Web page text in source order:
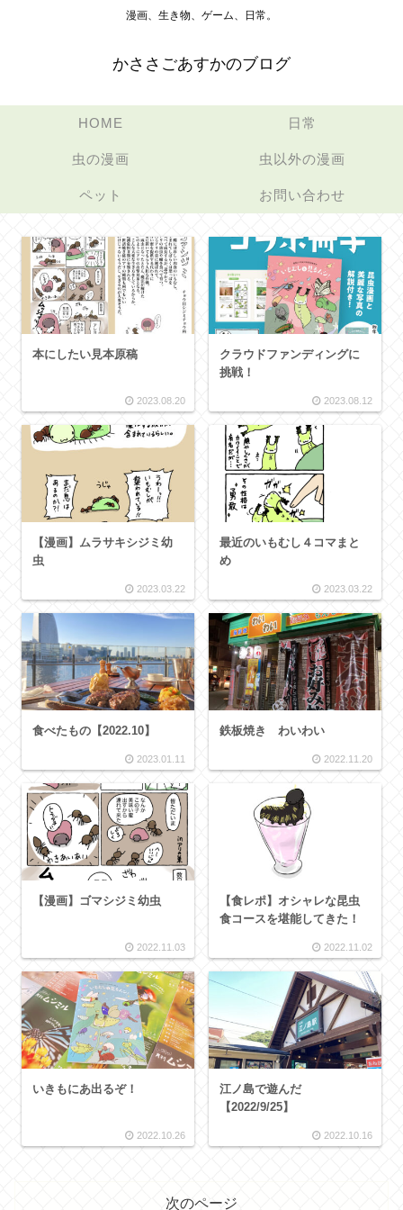
漫画、生き物、ゲーム、日常。
かささごあすかのブログ
HOME 日常
虫の漫画 虫以外の漫画
ペット お問い合わせ
本にしたい見本原稿
2023.08.20
クラウドファンディングに
挑戦！
2023.08.12
【漫画】ムラサキシジミ幼
虫
2023.03.22
最近のいもむし４コマまと
め
2023.03.22
食べたもの【2022.10】
2023.01.11
鉄板焼き わいわい
2022.11.20
【漫画】ゴマシジミ幼虫
2022.11.03
【食レポ】オシャレな昆虫
食コースを堪能してきた！
2022.11.02
いきもにあ出るぞ！
2022.10.26
江ノ島で遊んだ
【2022/9/25】
2022.10.16
次のページ